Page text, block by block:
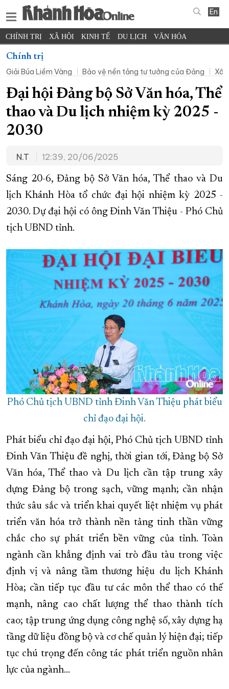
En
CHÍNH TRỊ XÃ HỘI KINH TẾ DU LỊCH VĂN HÓA
THỂ THAO
KHOA HỌC - CÔNG NGHỆ PHÁP LUẬT BẠN ĐỌC PHÓNG SỰ
THẾ GIỚI MULTIMEDIA VIDEO ĐỌC BÁO ONLINE
PODCAST THÔNG TIN - QUẢNG CÁO
QUY HOẠCH TỈNH KHÁNH HÒA
CHUNG TAY CẢI CÁCH HÀNH CHÍNH
XÂY DỰNG NÔNG THÔN MỚI LỊCH CẮT ĐIỆN
TÀU - XE - MÁY BAY
KỶ NIỆM 370 NĂM XÂY DỰNG VÀ PHÁT TRIỂN TỈNH KHÁNH HÒA
KHOẢNH KHẮC ĐẸP XỨ TRẦM
ĐẠI HỘI ĐẢNG CÁC CẤP TRANG CHỦ VỀ BÁO KHÁNH HÒA
Chính trị
Giải Búa Liềm Vàng
Bảo vệ nền tảng tư tưởng của Đảng
Đại hội Đảng bộ Sở Văn hóa, Thể
thao và Du lịch nhiệm kỳ 2025 -
2030
N.T 12:39, 20/06/2025
Sáng 20-6, Đảng bộ Sở Văn hóa, Thể thao và Du
lịch Khánh Hòa tổ chức đại hội nhiệm kỳ 2025 -
2030. Dự đại hội có ông Đinh Văn Thiệu - Phó Chủ
tịch UBND tỉnh.
Phó Chủ tịch UBND tỉnh Đinh Văn Thiệu phát biểu
chỉ đạo đại hội.
Phát biểu chỉ đạo đại hội, Phó Chủ tịch UBND tỉnh
Đinh Văn Thiệu đề nghị, thời gian tới, Đảng bộ Sở
Văn hóa, Thể thao và Du lịch cần tập trung xây
dựng Đảng bộ trong sạch, vững mạnh; cần nhận
thức sâu sắc và triển khai quyết liệt nhiệm vụ phát
triển văn hóa trở thành nền tảng tinh thần vững
chắc cho sự phát triển bền vững của tỉnh. Toàn
ngành cần khẳng định vai trò đầu tàu trong việc
định vị và nâng tầm thương hiệu du lịch Khánh
Hòa; cần tiếp tục đầu tư các môn thể thao có thế
mạnh, nâng cao chất lượng thể thao thành tích
cao; tập trung ứng dụng công nghệ số, xây dựng hạ
tầng dữ liệu đồng bộ và cơ chế quản lý hiện đại; tiếp
tục chú trọng đến công tác phát triển nguồn nhân
lực của ngành…